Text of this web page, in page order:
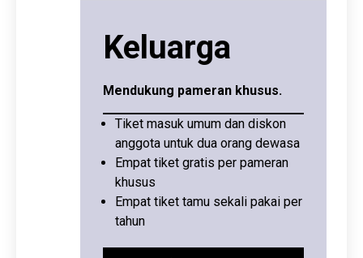
Keluarga
Mendukung pameran khusus.
Tiket masuk umum dan diskon
anggota untuk dua orang dewasa
Empat tiket gratis per pameran
khusus
Empat tiket tamu sekali pakai per
tahun